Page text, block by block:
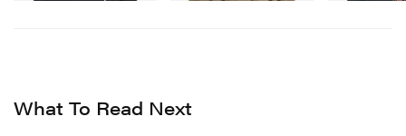
What To Read Next